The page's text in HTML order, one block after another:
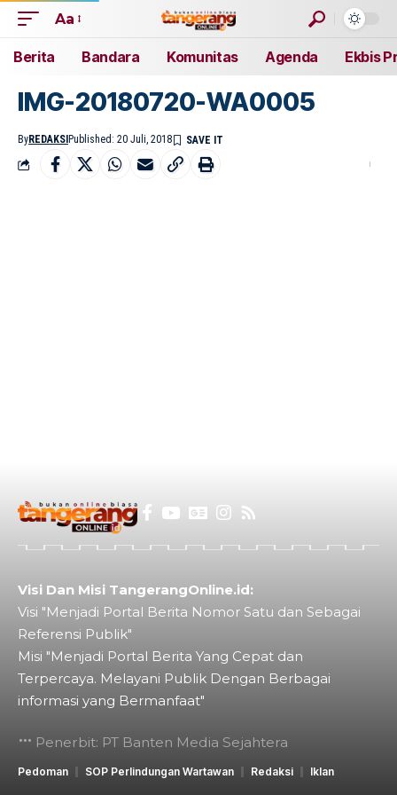
Aa
Berita Bandara Komunitas Agenda Ekbis
IMG-20180720-WA0005
ByREDAKSI Published: 20 Juli, 2018
Visi Dan Misi TangerangOnline.id:
Visi "Menjadi Portal Berita Nomor Satu dan Sebagai
Referensi Publik"
Misi "Menjadi Portal Berita Yang Cepat dan
Terpercaya. Melayani Publik Dengan Berbagai
informasi yang Bermanfaat"
Penerbit: PT Banten Media Sejahtera
Pedoman SOP Perlindungan Wartawan Redaksi Iklan